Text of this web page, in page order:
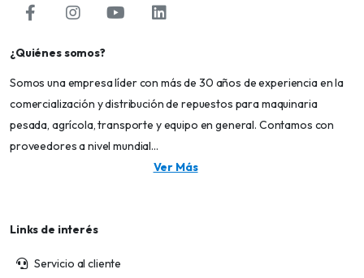
¿Quiénes somos?
Somos una empresa líder con más de 30 años de experiencia en la
comercialización y distribución de repuestos para maquinaria
pesada, agrícola, transporte y equipo en general. Contamos con
proveedores a nivel mundial...
Ver Más
Links de interés
Servicio al cliente